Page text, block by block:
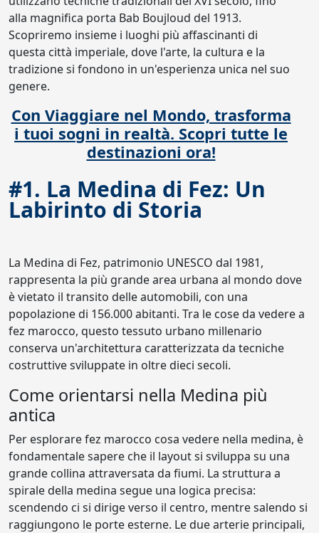
alla magnifica porta Bab Boujloud del 1913.
Scopriremo insieme i luoghi più affascinanti di
questa città imperiale, dove l'arte, la cultura e la
tradizione si fondono in un'esperienza unica nel suo
genere.
Con Viaggiare nel Mondo, trasforma
i tuoi sogni in realtà. Scopri tutte le
destinazioni ora!
#1. La Medina di Fez: Un
Labirinto di Storia
La Medina di Fez, patrimonio UNESCO dal 1981,
rappresenta la più grande area urbana al mondo dove
è vietato il transito delle automobili, con una
popolazione di 156.000 abitanti. Tra le cose da vedere a
fez marocco, questo tessuto urbano millenario
conserva un'architettura caratterizzata da tecniche
costruttive sviluppate in oltre dieci secoli.
Come orientarsi nella Medina più
antica
Per esplorare fez marocco cosa vedere nella medina, è
fondamentale sapere che il layout si sviluppa su una
grande collina attraversata da fiumi. La struttura a
spirale della medina segue una logica precisa:
scendendo ci si dirige verso il centro, mentre salendo si
raggiungono le porte esterne. Le due arterie principali,